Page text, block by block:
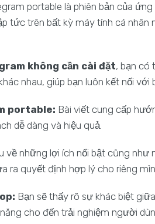
portable là phiên bản của
tức trên bất kỳ máy tính cá nhân
không cần cài đặt, bạn có
nhau, giúp bạn luôn kết nối với
portable: Bài viết cung cấp
dễ dàng và hiệu quả.
về những lợi ích nổi bật cũng như
ra quyết định hợp lý cho riêng
Bạn sẽ thấy rõ sự khác biệt
cho đến trải nghiệm người